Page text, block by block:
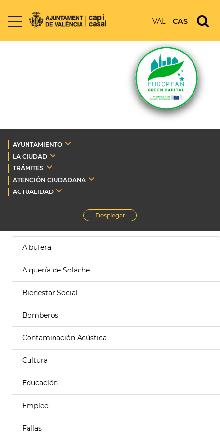
VAL CAS
AYUNTAMIENTO
LA CIUDAD
TRÁMITES
ATENCIÓN CIUDADANA
ACTUALIDAD
Desplegar
Albufera
Alquería de Solache
Bienestar Social
Bomberos
Contaminación Acústica
Cultura
Educación
Empleo
Fallas